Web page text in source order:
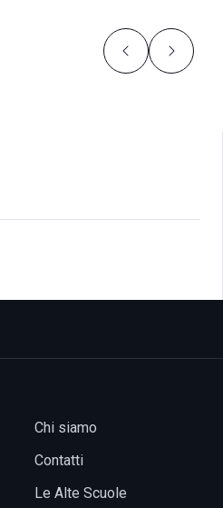
Chi siamo
Contatti
Le Alte Scuole